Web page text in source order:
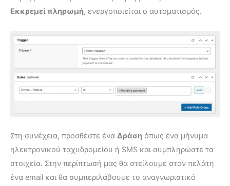
Εκκρεμεί πληρωμή, ενεργοποιείται ο αυτοματισμός.
Στη συνέχεια, προσθέστε ένα Δράση όπως ένα μήνυμα
ηλεκτρονικού ταχυδρομείου ή SMS και συμπληρώστε τα
στοιχεία. Στην περίπτωσή μας θα στείλουμε στον πελάτη
ένα email και θα συμπεριλάβουμε το αναγνωριστικό